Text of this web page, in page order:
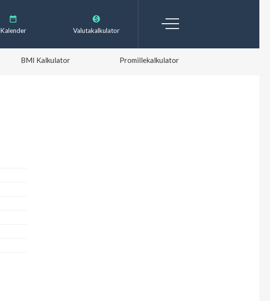
Kalender Valutakalkulator
BMI Kalkulator Promillekalkulator